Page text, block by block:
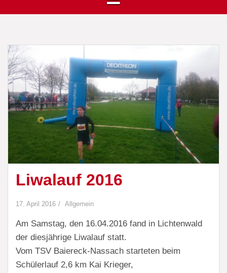
Liwalauf 2016
17. April 2016 Allgemein
Am Samstag, den 16.04.2016 fand in Lichtenwald
der diesjährige Liwalauf statt.
Vom TSV Baiereck-Nassach starteten beim
Schülerlauf 2,6 km Kai Krieger,